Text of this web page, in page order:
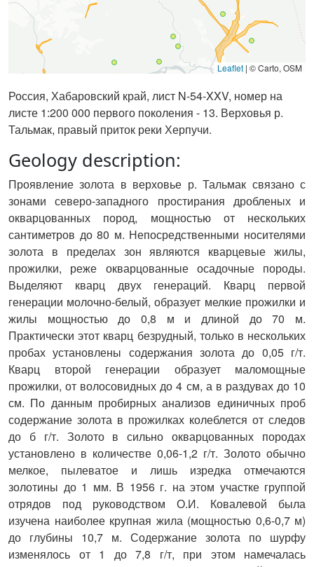
Leaflet | © Carto, OSM
Россия, Хабаровский край, лист N-54-XXV, номер на
листе 1:200 000 первого поколения - 13. Верховья р.
Тальмак, правый приток реки Херпучи.
Geology description:
Проявление золота в верховье р. Тальмак связано с
зонами северо-западного простирания дробленых и
окварцованных пород, мощностью от нескольких
сантиметров до 80 м. Непосредственными носителями
золота в пределах зон являются кварцевые жилы,
прожилки, реже окварцованные осадочные породы.
Выделяют кварц двух генераций. Кварц первой
генерации молочно-белый, образует мелкие прожилки и
жилы мощностью до 0,8 м и длиной до 70 м.
Практически этот кварц безрудный, только в нескольких
пробах установлены содержания золота до 0,05 г/т.
Кварц второй генерации образует маломощные
прожилки, от волосовидных до 4 см, а в раздувах до 10
см. По данным пробирных анализов единичных проб
содержание золота в прожилках колеблется от следов
до б г/т. Золото в сильно окварцованных породах
установлено в количестве 0,06-1,2 г/т. Золото обычно
мелкое, пылеватое и лишь изредка отмечаются
золотины до 1 мм. В 1956 г. на этом участке группой
отрядов под руководством О.И. Ковалевой была
изучена наиболее крупная жила (мощностью 0,6-0,7 м)
до глубины 10,7 м. Содержание золота по шурфу
изменялось от 1 до 7,8 г/т, при этом намечалась